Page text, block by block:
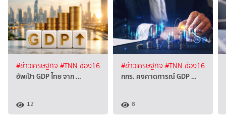
#ข่าวเศรษฐกิจ #TNN ช่อง16
อัพเป้า GDP ไทย จาก …
12
#ข่าวเศรษฐกิจ #TNN ช่อง16
กกร. คงคาดการณ์ GDP …
8